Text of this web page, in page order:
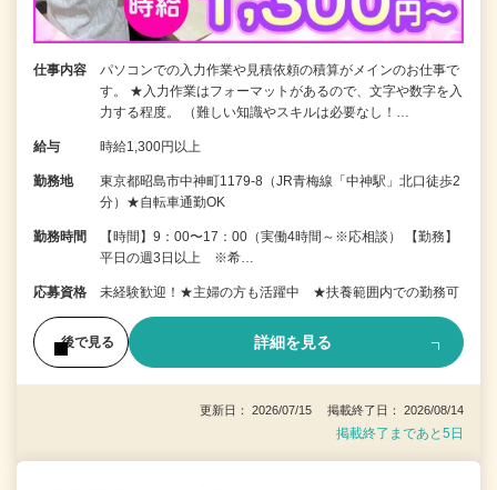
仕事内容
パソコンでの入力作業や見積依頼の積算がメインのお仕事で
す。 ★入力作業はフォーマットがあるので、文字や数字を入
力する程度。 （難しい知識やスキルは必要なし！…
給与 時給1,300円以上
勤務地
東京都昭島市中神町1179-8（JR青梅線「中神駅」北口徒歩2
分）★自転車通勤OK
勤務時間
【時間】9：00〜17：00（実働4時間～※応相談） 【勤務】
平日の週3日以上 ※希…
応募資格 未経験歓迎！★主婦の方も活躍中 ★扶養範囲内での勤務可
後で見る 詳細を見る
更新日： 2026/07/15 掲載終了日： 2026/08/14
掲載終了まであと5日